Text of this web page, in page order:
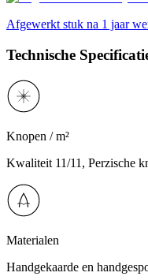
Afgewerkt stuk na 1 jaar
Technische
Knopen / m²
Kwaliteit 11/11, Perzische
Materialen
Handgekaarde en